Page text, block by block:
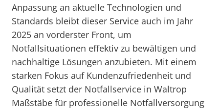
Anpassung an aktuelle Technologien und
Standards bleibt dieser Service auch im Jahr
2025 an vorderster Front, um
Notfallsituationen effektiv zu bewältigen und
nachhaltige Lösungen anzubieten. Mit einem
starken Fokus auf Kundenzufriedenheit und
Qualität setzt der Notfallservice in Waltrop
Maßstäbe für professionelle Notfallversorgung